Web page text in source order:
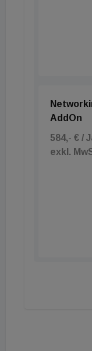
AddOn
584,- € /
exkl.